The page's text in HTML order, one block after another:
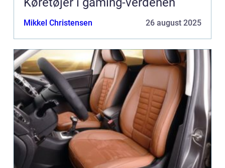
Mikkel Christensen 26 august 2025